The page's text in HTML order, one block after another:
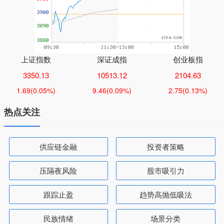
上证指数
3350.13
1.69(0.05%)
深证成指
10513.12
9.46(0.09%)
创业板指
2104.63
2.75(0.13%)
热点关注
供应链金融 投资者策略
压隔夜风险 股市吸引力
跟踪止盈 趋势高抛低吸法
民族情绪 场景分类